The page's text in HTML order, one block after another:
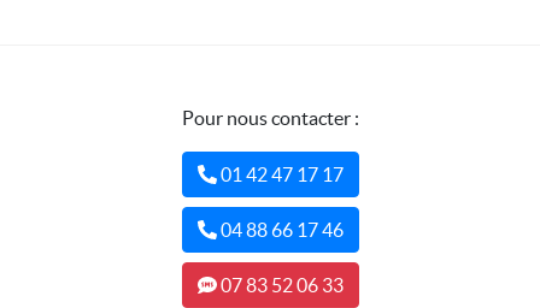
Pour nous contacter :
01 42 47 17 17
04 88 66 17 46
07 83 52 06 33